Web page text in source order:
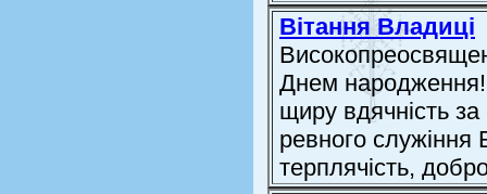
Вітання Владиці
Днем
щиру вдячність
ревного служіння
терплячість,